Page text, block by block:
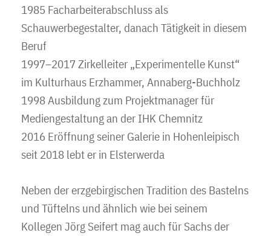
1985 Facharbeiterabschluss als
Schauwerbegestalter, danach Tätigkeit in diesem
Beruf
1997–2017 Zirkelleiter „Experimentelle Kunst“
im Kulturhaus Erzhammer, Annaberg-Buchholz
1998 Ausbildung zum Projektmanager für
Mediengestaltung an der IHK Chemnitz
2016 Eröffnung seiner Galerie in Hohenleipisch
seit 2018 lebt er in Elsterwerda
Neben der erzgebirgischen Tradition des Bastelns
und Tüftelns und ähnlich wie bei seinem
Kollegen Jörg Seifert mag auch für Sachs der